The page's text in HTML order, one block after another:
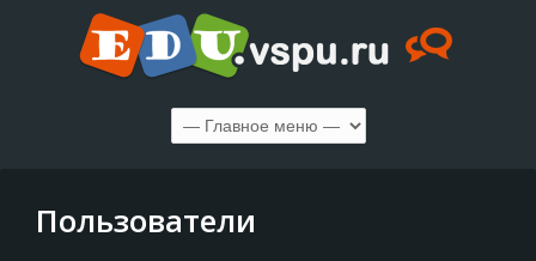
Пользователи